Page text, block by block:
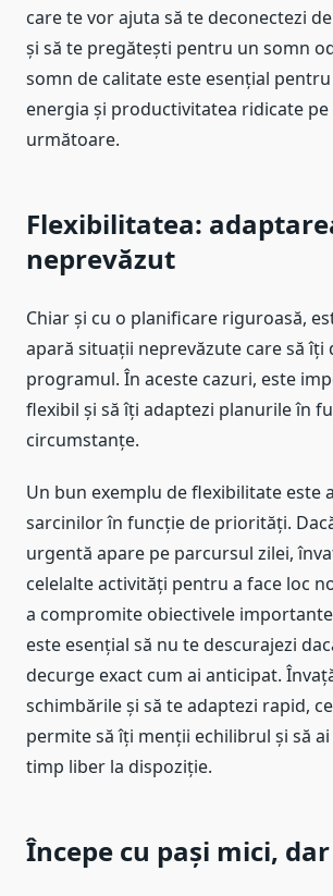
care te vor ajuta să te deconectezi
și să te pregătești pentru un somn
somn de calitate este esențial
energia și productivitatea ridicate
următoare.
Flexibilitatea:
neprevăzut
Chiar și cu o planificare riguroasă,
apară situații neprevăzute care să îți
programul. În aceste cazuri, este
flexibil și să îți adaptezi planurile în
circumstanțe.
Un bun exemplu de flexibilitate este
sarcinilor în funcție de priorități.
urgentă apare pe parcursul zilei,
celelalte activități pentru a face loc
a compromite obiectivele
este esențial să nu te descurajezi
decurge exact cum ai anticipat.
schimbările și să te adaptezi rapid,
permite să îți menții echilibrul și să
timp liber la dispoziție.
Începe cu pași mici,